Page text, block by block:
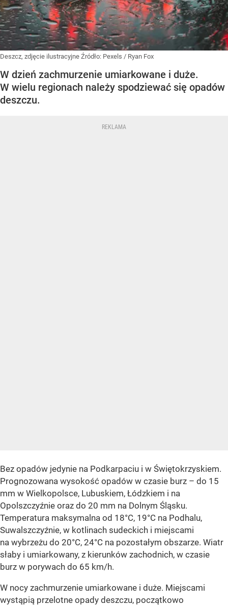
Deszcz, zdjęcie ilustracyjne Źródło: Pexels / Ryan Fox
W dzień zachmurzenie umiarkowane i duże.
W wielu regionach należy spodziewać się opadów
deszczu.
Bez opadów jedynie na Podkarpaciu i w Świętokrzyskiem.
Prognozowana wysokość opadów w czasie burz – do 15
mm w Wielkopolsce, Lubuskiem, Łódzkiem i na
Opolszczyźnie oraz do 20 mm na Dolnym Śląsku.
Temperatura maksymalna od 18°C, 19°C na Podhalu,
Suwalszczyźnie, w kotlinach sudeckich i miejscami
na wybrzeżu do 20°C, 24°C na pozostałym obszarze. Wiatr
słaby i umiarkowany, z kierunków zachodnich, w czasie
burz w porywach do 65 km/h.
W nocy zachmurzenie umiarkowane i duże. Miejscami
wystąpią przelotne opady deszczu, początkowo